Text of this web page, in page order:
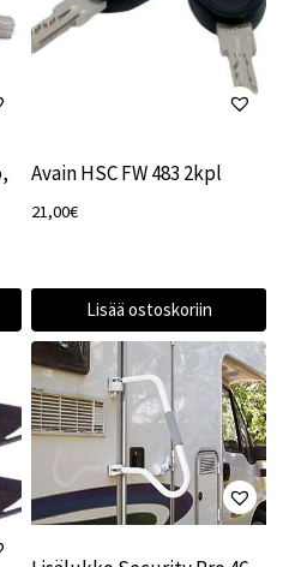
Avain HSC FW 483 2kpl
21,00€
Lisää ostoskoriin